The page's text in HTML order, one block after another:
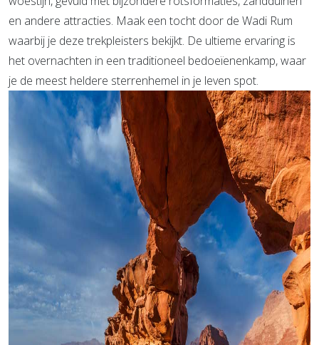
en andere attracties. Maak een tocht door de Wadi Rum
waarbij je deze trekpleisters bekijkt. De ultieme ervaring is
het overnachten in een traditioneel bedoeïenenkamp, waar
je de meest heldere sterrenhemel in je leven spot.